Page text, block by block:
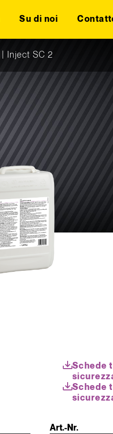
Su di noi
Inject SC 2
Schede
Schede
Art.-Nr.